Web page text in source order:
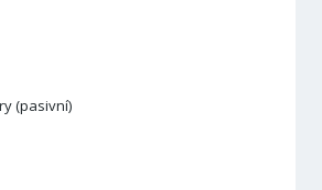
(pasivní)